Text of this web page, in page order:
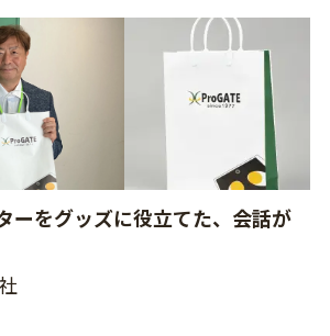
ーをグッズに役立てた、会話が